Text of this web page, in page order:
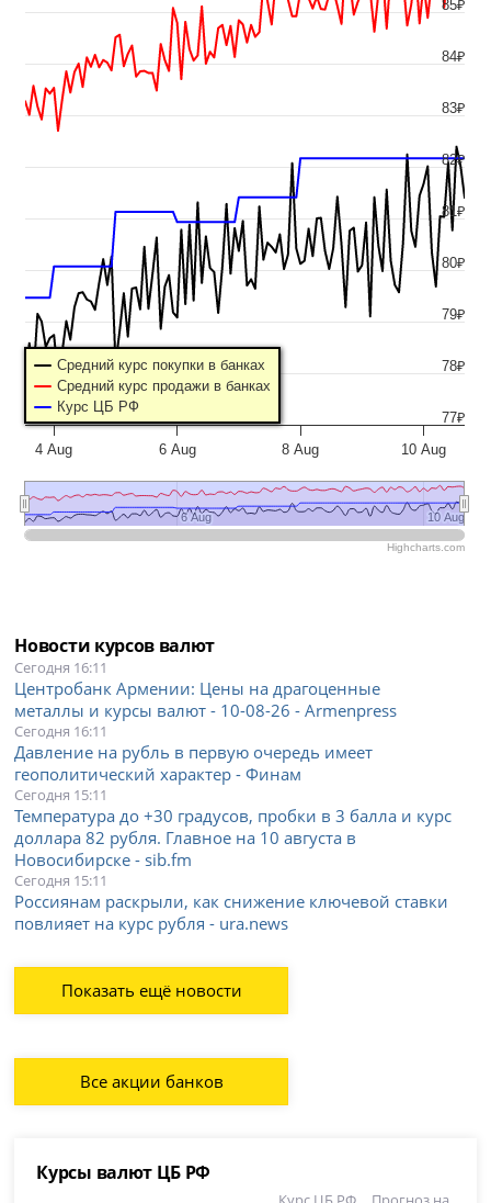
Средний курс покупки в банках
Средний курс продажи в банках
Курс ЦБ РФ
4 Aug 6 Aug 8 Aug 10 Aug
6 Aug
6 Aug 10 Aug
10 Aug
77₽
78₽
79₽
80₽
81₽
82₽
83₽
84₽
85₽
Highcharts.com
Новости курсов валют
Сегодня 16:11
Центробанк Армении: Цены на драгоценные
металлы и курсы валют - 10-08-26 - Armenpress
Сегодня 16:11
Давление на рубль в первую очередь имеет
геополитический характер - Финам
Сегодня 15:11
Температура до +30 градусов, пробки в 3 балла и курс
доллара 82 рубля. Главное на 10 августа в
Новосибирске - sib.fm
Сегодня 15:11
Россиянам раскрыли, как снижение ключевой ставки
повлияет на курс рубля - ura.news
Показать ещё новости
Все акции банков
Курсы валют ЦБ РФ